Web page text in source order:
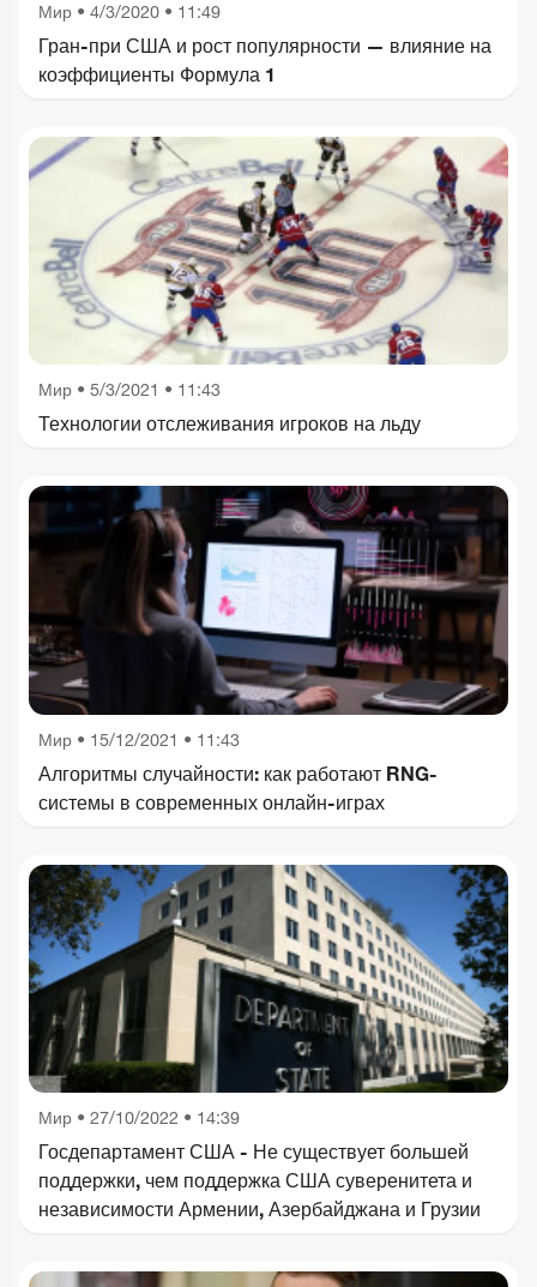
Мир • 4/3/2020 • 11:49
Гран-при США и рост популярности — влияние на
коэффициенты Формула 1
Мир • 5/3/2021 • 11:43
Технологии отслеживания игроков на льду
Мир • 15/12/2021 • 11:43
Алгоритмы случайности: как работают RNG-
системы в современных онлайн-играх
Мир • 27/10/2022 • 14:39
Госдепартамент США - Не существует большей
поддержки, чем поддержка США суверенитета и
независимости Армении, Азербайджана и Грузии